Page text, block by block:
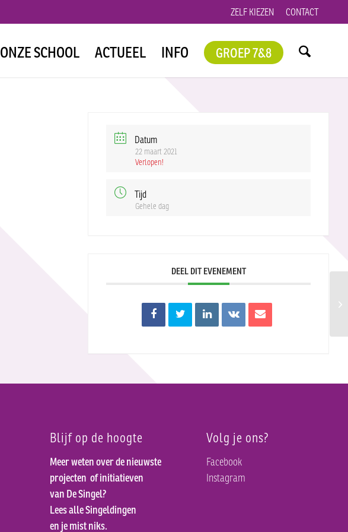
ZELF KIEZEN CONTACT
ONZE SCHOOL ACTUEEL INFO GROEP 7&8
Datum
22 maart 2021
Verlopen!
Tijd
Gehele dag
DEEL DIT EVENEMENT
Blijf op de hoogte
Meer weten over de nieuwste
projectenof initiatieven
van De Singel?
Lees alle Singeldingen
en je mist niks.
Volg je ons?
Facebook
Instagram